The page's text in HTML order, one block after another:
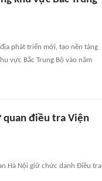
phát triển mới, tạo nền tảng
vực Bắc Trung Bộ vào năm
quan điều tra Viện
Hà Nội giữ chức danh Điều tra